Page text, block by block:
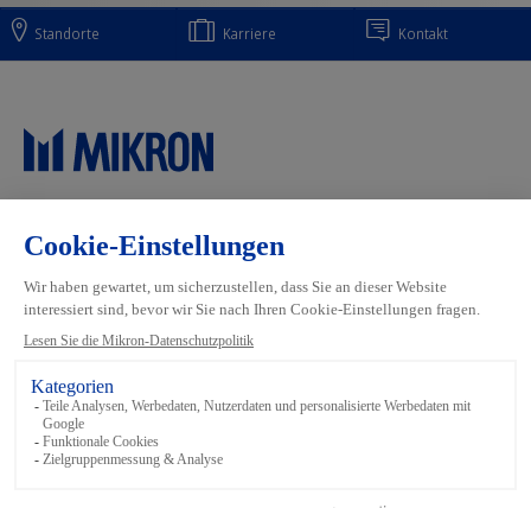
Standorte Karriere Kontakt
Automation
Machining
Tool
Main navigation
Systeme
Inside Automation